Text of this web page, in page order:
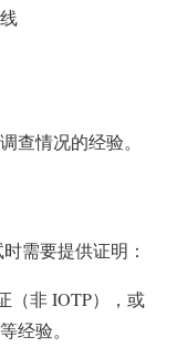
查情况的经验。
需要提供证明：
（非 IOTP），或
经验。